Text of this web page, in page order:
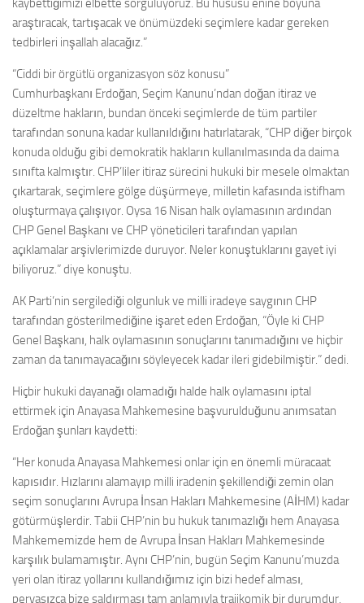
araştıracak, tartışacak ve önümüzdeki seçimlere kadar gereken
tedbirleri inşallah alacağız.”
“Ciddi bir örgütlü organizasyon söz konusu”
Cumhurbaşkanı Erdoğan, Seçim Kanunu’ndan doğan itiraz ve
düzeltme hakların, bundan önceki seçimlerde de tüm partiler
tarafından sonuna kadar kullanıldığını hatırlatarak, “CHP diğer birçok
konuda olduğu gibi demokratik hakların kullanılmasında da daima
sınıfta kalmıştır. CHP’liler itiraz sürecini hukuki bir mesele olmaktan
çıkartarak, seçimlere gölge düşürmeye, milletin kafasında istifham
oluşturmaya çalışıyor. Oysa 16 Nisan halk oylamasının ardından
CHP Genel Başkanı ve CHP yöneticileri tarafından yapılan
açıklamalar arşivlerimizde duruyor. Neler konuştuklarını gayet iyi
biliyoruz.” diye konuştu.
AK Parti’nin sergilediği olgunluk ve milli iradeye saygının CHP
tarafından gösterilmediğine işaret eden Erdoğan, “Öyle ki CHP
Genel Başkanı, halk oylamasının sonuçlarını tanımadığını ve hiçbir
zaman da tanımayacağını söyleyecek kadar ileri gidebilmiştir.” dedi.
Hiçbir hukuki dayanağı olamadığı halde halk oylamasını iptal
ettirmek için Anayasa Mahkemesine başvurulduğunu anımsatan
Erdoğan şunları kaydetti:
“Her konuda Anayasa Mahkemesi onlar için en önemli müracaat
kapısıdır. Hızlarını alamayıp milli iradenin şekillendiği zemin olan
seçim sonuçlarını Avrupa İnsan Hakları Mahkemesine (AİHM) kadar
götürmüşlerdir. Tabii CHP’nin bu hukuk tanımazlığı hem Anayasa
Mahkememizde hem de Avrupa İnsan Hakları Mahkemesinde
karşılık bulamamıştır. Aynı CHP’nin, bugün Seçim Kanunu’muzda
yeri olan itiraz yollarını kullandığımız için bizi hedef alması,
pervasızca bize saldırması tam anlamıyla trajikomik bir durumdur.